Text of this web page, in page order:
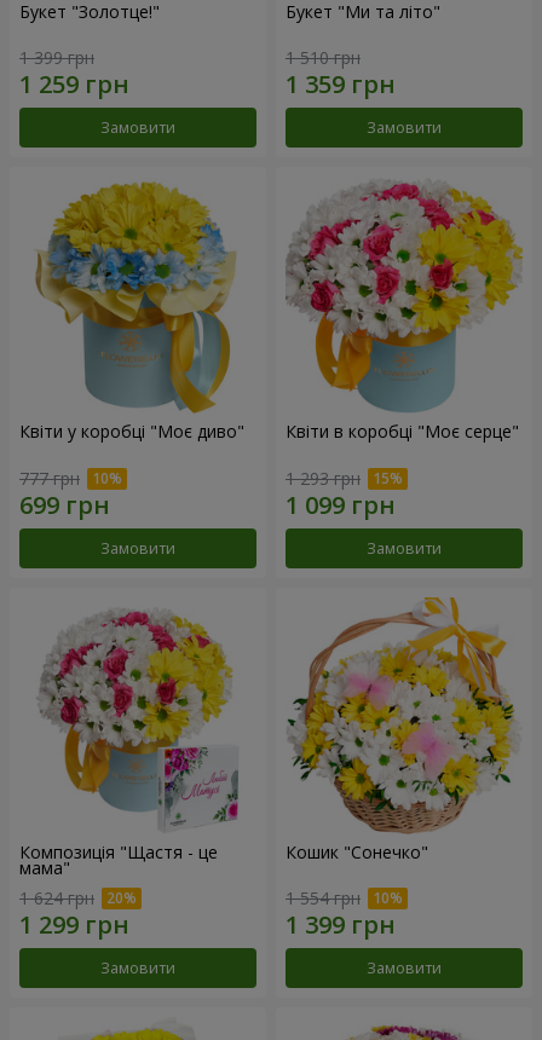
Букет "Золотце!"
1 399 грн
Замовити
Букет "Ми та літо"
1 510 грн
Замовити
Квіти у коробці "Моє диво"
777 грн
Замовити
Квіти в коробці "Моє серце"
1 293 грн
Замовити
Композиція "Щастя - це
мама"
1 624 грн
Замовити
Кошик "Сонечко"
1 554 грн
Замовити